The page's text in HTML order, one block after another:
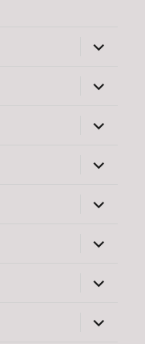
rozwiń
menu
rozwiń
menu
rozwiń
menu
rozwiń
menu
rozwiń
menu
rozwiń
menu
rozwiń
menu
rozwiń
menu